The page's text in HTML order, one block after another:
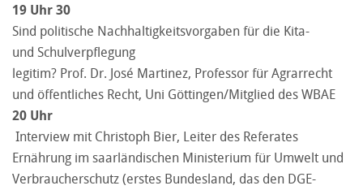
19 Uhr 30
Sind politische Nachhaltigkeitsvorgaben für die Kita-
und Schulverpflegung
legitim? Prof. Dr. José Martinez, Professor für Agrarrecht
und öffentliches Recht, Uni Göttingen/Mitglied des WBAE
20 Uhr
Interview mit Christoph Bier, Leiter des Referates
Ernährung im saarländischen Ministerium für Umwelt und
Verbraucherschutz (erstes Bundesland, das den DGE-